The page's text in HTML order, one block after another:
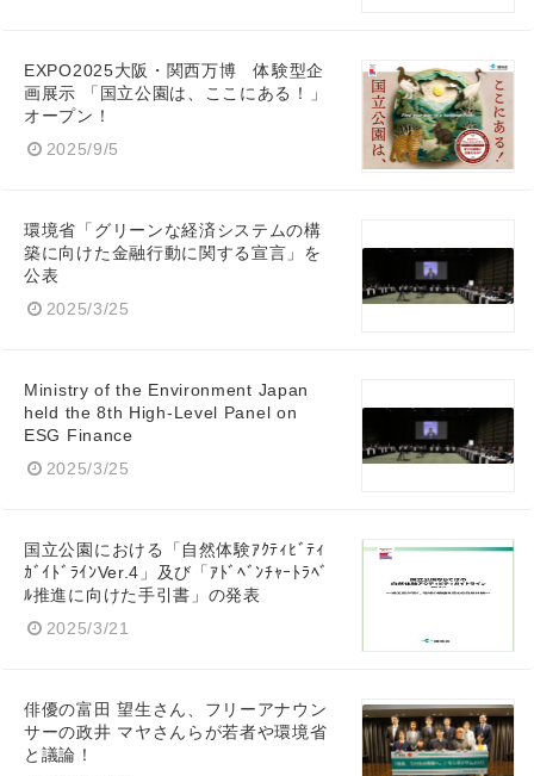
EXPO2025大阪・関西万博 体験型企
画展示 「国立公園は、ここにある！」
オープン！
2025/9/5
環境省「グリーンな経済システムの構
築に向けた金融行動に関する宣言」を
公表
2025/3/25
Ministry of the Environment Japan
held the 8th High-Level Panel on
ESG Finance
2025/3/25
国立公園における「自然体験ｱｸﾃｨﾋﾞﾃｨ
ｶﾞｲﾄﾞﾗｲﾝVer.4」及び「ｱﾄﾞﾍﾞﾝﾁｬｰﾄﾗﾍﾞ
ﾙ推進に向けた手引書」の発表
2025/3/21
俳優の富田 望生さん、フリーアナウン
サーの政井 マヤさんらが若者や環境省
と議論！